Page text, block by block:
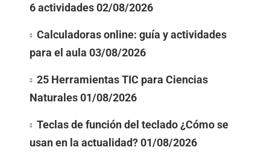
6 actividades02/08/2026
Calculadoras online: guía y actividades
para el aula 03/08/2026
25 Herramientas TIC para Ciencias
Naturales01/08/2026
Teclas de función del teclado ¿Cómo se
usan en la actualidad?01/08/2026